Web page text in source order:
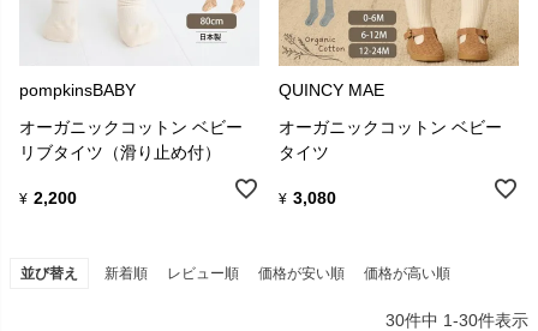
pompkinsBABY
オーガニックコットン ベビー
リブタイツ（滑り止め付）
¥ 2,200
QUINCY MAE
オーガニックコットン ベビー
タイツ
¥ 3,080
並び替え 新着順 レビュー順 価格が安い順 価格が高い順
30件中 1-30件表示